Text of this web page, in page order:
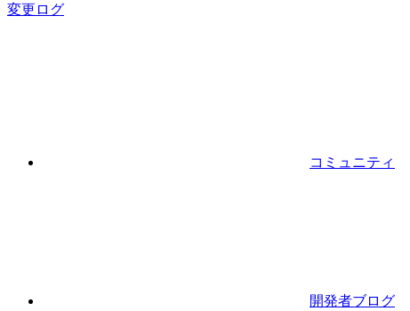
変更ログ
コミュニティ
開発者ブログ